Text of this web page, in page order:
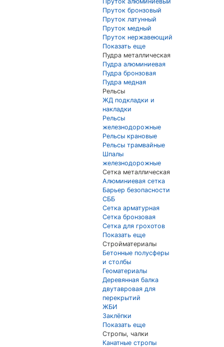
Пруток бронзовый
Пруток латунный
Пруток медный
Пруток нержавеющий
Показать еще
Пудра металлическая
Пудра алюминиевая
Пудра бронзовая
Пудра медная
Рельсы
ЖД подкладки и
накладки
Рельсы
железнодорожные
Рельсы крановые
Рельсы трамвайные
Шпалы
железнодорожные
Сетка металлическая
Алюминиевая сетка
Барьер безопасности
СББ
Сетка арматурная
Сетка бронзовая
Сетка для грохотов
Показать еще
Стройматериалы
Бетонные полусферы
и столбы
Геоматериалы
Деревянная балка
двутавровая для
перекрытий
ЖБИ
Заклёпки
Показать еще
Стропы, чалки
Канатные стропы